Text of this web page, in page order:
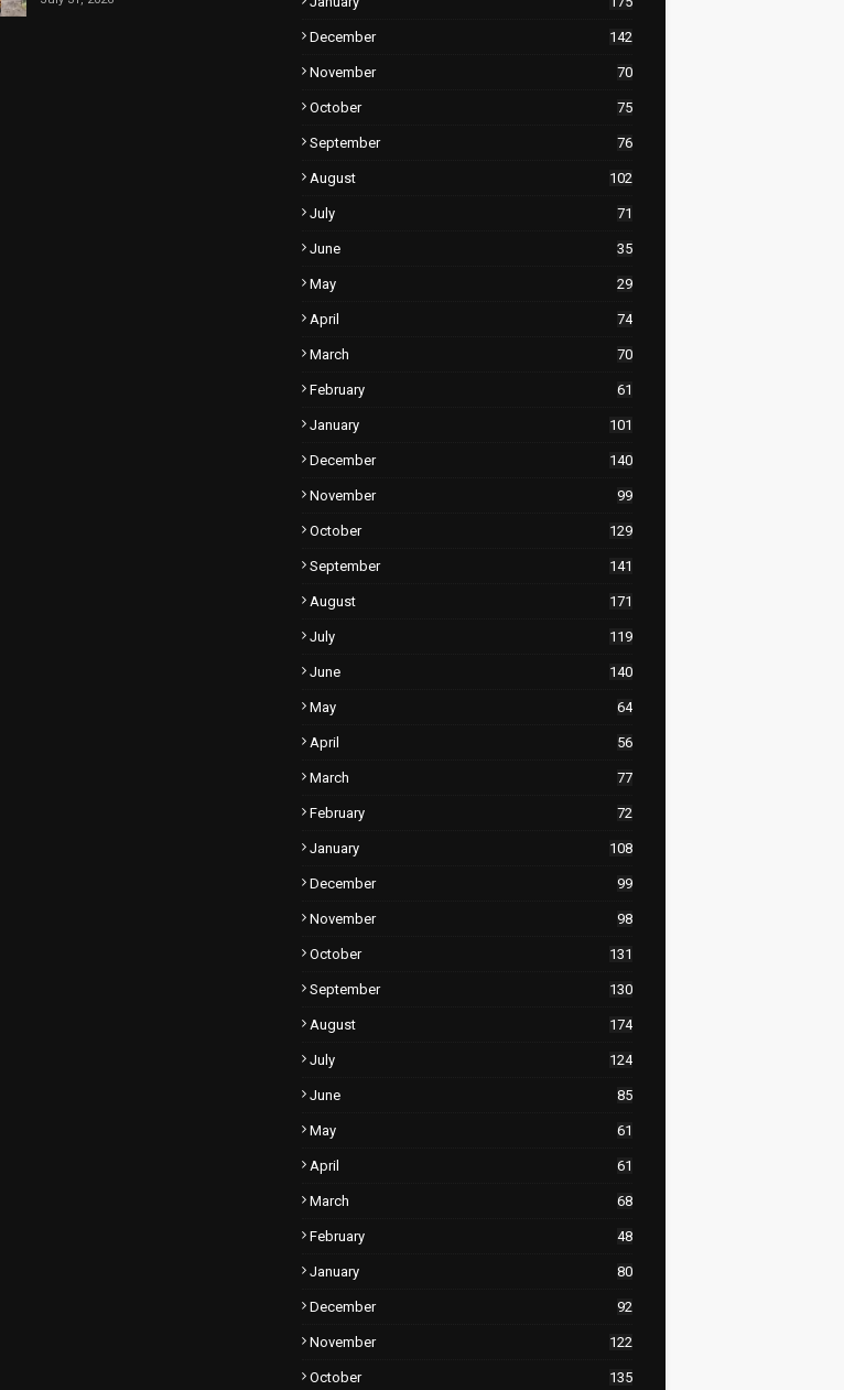
December 142
November 70
October 75
September 76
August 102
July 71
June 35
May 29
April 74
March 70
February 61
January 101
December 140
November 99
October 129
September 141
August 171
July 119
June 140
May 64
April 56
March 77
February 72
January 108
December 99
November 98
October 131
September 130
August 174
July 124
June 85
May 61
April 61
March 68
February 48
January 80
December 92
November 122
October 135